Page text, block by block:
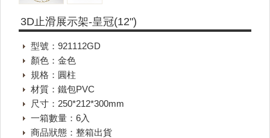
3D止滑展示架-皇冠(12")
型號：921112GD
顏色：金色
規格：圓柱
材質：鐵包PVC
尺寸：250*212*300mm
一箱數量：6入
商品狀態：整箱出貨